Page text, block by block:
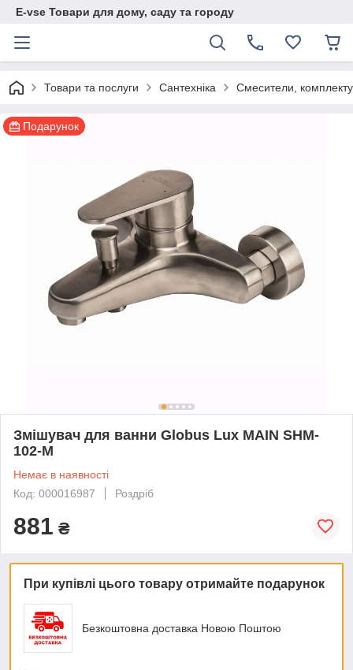
E-vse Товари для дому, саду та городу
Товари та послуги Сантехніка Смесители,
Подарунок
Змішувач для ванни Globus Lux MAIN SHM-
102-M
Немає в наявності
Код: 000016987
Роздріб
881 ₴
При купівлі цього товару отримайте подарунок
Безкоштовна доставка Новою Поштою